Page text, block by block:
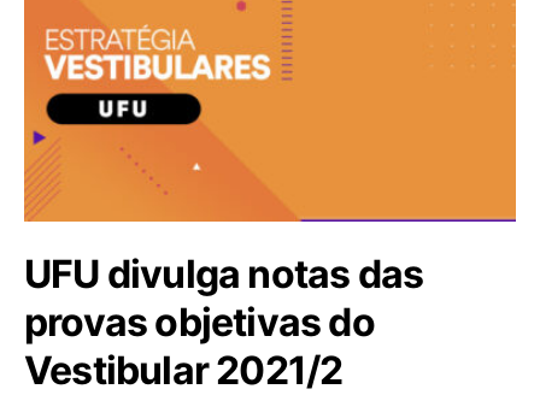
UFU divulga notas das
provas objetivas do
Vestibular 2021/2